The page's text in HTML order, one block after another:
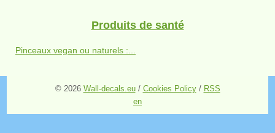
Produits de santé
Pinceaux vegan ou naturels :...
© 2026 Wall-decals.eu/ Cookies Policy/ RSS
en